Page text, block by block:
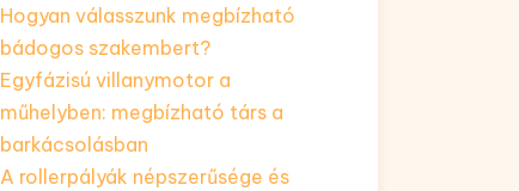
Hogyan válasszunk megbízható
bádogos szakembert?
Egyfázisú villanymotor a
műhelyben: megbízható társ a
barkácsolásban
A rollerpályák népszerűsége és